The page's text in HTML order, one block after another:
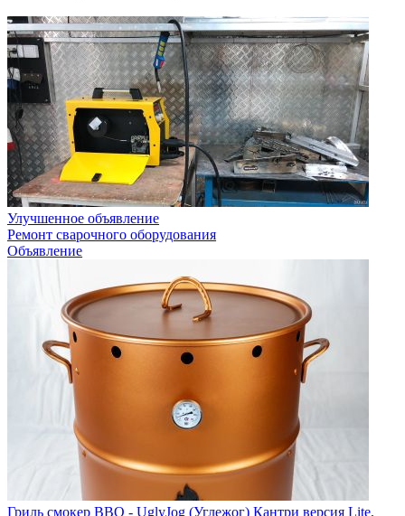
Улучшенное объявление
Ремонт сварочного оборудования
Объявление
Гриль смокер BBQ - UglyJog (Углежог) Кантри версия Lite,